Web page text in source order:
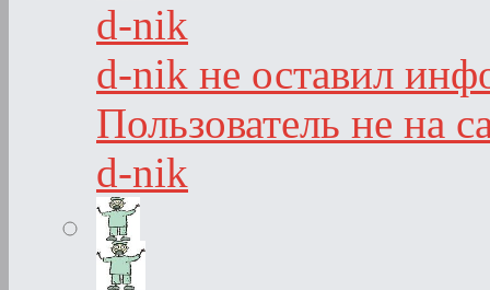
d-nik
d-nik не оставил
Пользователь не на
d-nik